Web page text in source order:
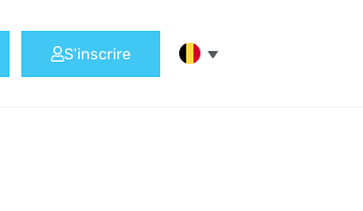
S'inscrire